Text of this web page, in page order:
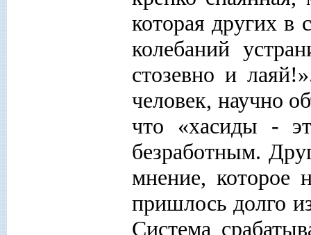
которая других в
колебаний
стозевно и
человек, научно
что «хасиды -
безработным.
мнение, которое
пришлось долго
Система